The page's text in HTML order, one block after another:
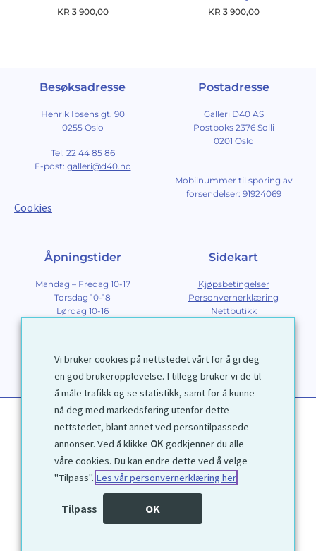
KR 3 900,00 KR 3 900,00
Besøksadresse
Henrik Ibsens gt. 90
0255 Oslo
Tel: 22 44 85 86
E-post: galleri@d40.no
Cookies
Postadresse
Galleri D40 AS
Postboks 2376 Solli
0201 Oslo
Mobilnummer til sporing av
forsendelser: 91924069
Åpningstider
Mandag – Fredag 10-17
Torsdag 10-18
Lørdag 10-16
Sidekart
Kjøpsbetingelser
Personvernerklæring
Nettbutikk
Kontakt
1972 © Galleri D40 AS
Utviklet avKjetil Moen Nettservice AS
Vi bruker cookies på nettstedet vårt for å gi deg
en god brukeropplevelse. I tillegg bruker vi de til
å måle trafikk og se statistikk, samt for å kunne
nå deg med markedsføring utenfor dette
nettstedet, blant annet ved persontilpassede
annonser. Ved å klikke OKgodkjenner du alle
våre cookies. Du kan endre dette ved å velge
"Tilpass". Les vår personvernerklæring her
Tilpass OK